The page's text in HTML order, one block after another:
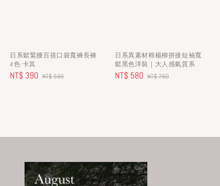
日系鬆緊腰百搭口袋寬褲長褲
4色-卡其
Sale
NT$ 390 Regular
NT$ 590
日系異素材棉楊柳拼接短袖寬
鬆黑色洋裝｜大人感氣質系
Sale
NT$ 580 Regular
NT$ 780